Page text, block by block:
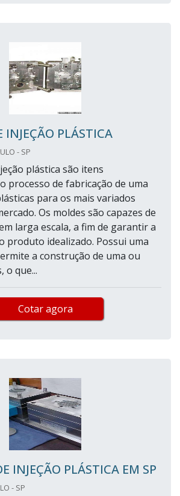
INJEÇÃO PLÁSTICA
- SP
plástica são itens
processo de fabricação de uma
para os mais variados
Os moldes são capazes de
larga escala, a fim de garantir a
produto idealizado. Possui uma
a construção de uma ou
o que...
Cotar agora
INJEÇÃO PLÁSTICA EM SP
- SP